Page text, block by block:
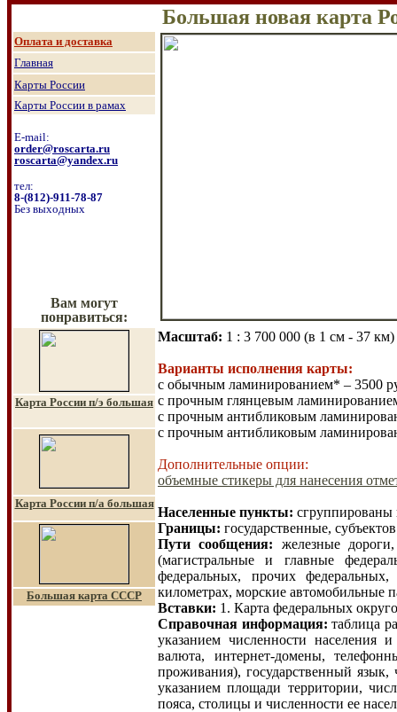
Большая новая карта
Оплата и доставка
Главная
Карты России
Карты России в рамах
E-mail:
order@roscarta.ru
roscarta@yandex.ru
тел:
8-(812)-911-78-87
Без выходных
Вам могут
понравиться:
Масштаб: 1 : 3 700 000 (в 1 см - 37 км)
Варианты исполнения карты:
с обычным ламинированием* – 3500
с прочным глянцевым
с прочным антибликовым
с прочным антибликовым
Дополнительные опции:
объемные стикеры для нанесения
Населенные пункты: сгруппированы
Границы: государственные,
Пути сообщения:
железные
(магистральные и главные
федеральных, прочих
километрах, морские автомобильные
Вставки: 1. Карта федеральных
Справочная информация: таблица
указанием численности населения
валюта, интернет-домены,
проживания), государственный
указанием площади территории,
пояса, столицы и численности ее
Карта России п/э большая
Карта России п/а большая
Большая карта СССР